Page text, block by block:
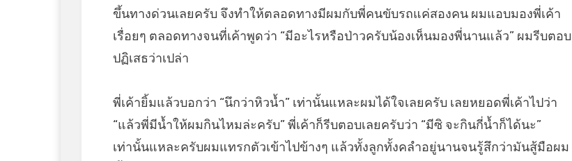
ขึ้นทางด่วนเลยครับ จึงทำให้ตลอดทางมีผมกับพี่คนขับรถแค่สองคน ผมแอบมองพี่เค้า
เรื่อยๆ ตลอดทางจนที่เค้าพูดว่า “มีอะไรหรือป่าวครับน้องเห็นมองพี่นานแล้ว” ผมรีบตอบ
ปฏิเสธว่าเปล่า
พี่เค้ายิ้มแล้วบอกว่า “นึกว่าหิวน้ำ” เท่านั้นแหละผมได้ใจเลยครับ เลยหยอดพี่เค้าไปว่า
“แล้วพี่มีน้ำให้ผมกินไหมล่ะครับ” พี่เค้าก็รีบตอบเลยครับว่า “มีซิ จะกินกี่น้ำก็ได้นะ”
เท่านั้นแหละครับผมแทรกตัวเข้าไปข้างๆ แล้วทั้งลูกทั้งคลำอยู่นานจนรู้สึกว่ามันสู้มือผม